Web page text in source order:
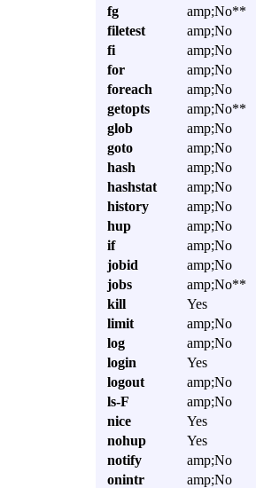
fg
amp;No**
filetest
amp;No
fi
amp;No
for
amp;No
foreach
amp;No
getopts
amp;No**
glob
amp;No
goto
amp;No
hash
amp;No
hashstat
amp;No
history
amp;No
hup
amp;No
if
amp;No
jobid
amp;No
jobs
amp;No**
kill
Yes
limit
amp;No
log
amp;No
login
Yes
logout
amp;No
ls-F
amp;No
nice
Yes
nohup
Yes
notify
amp;No
onintr
amp;No